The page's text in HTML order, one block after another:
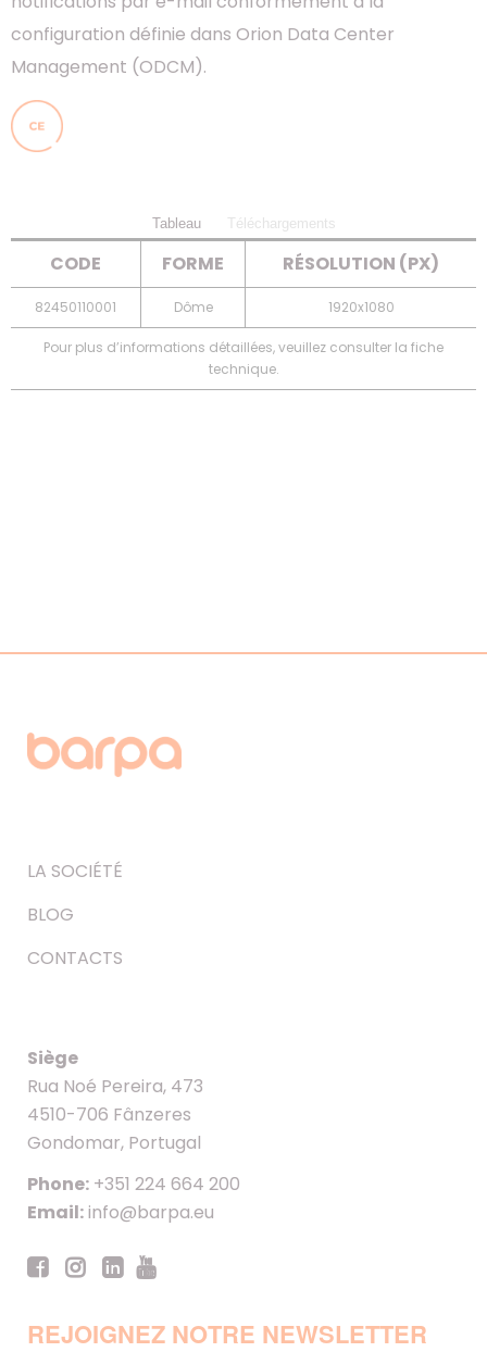
configuration définie dans Orion Data Center
Management (ODCM).
Tableau Téléchargements
CODE FORME RÉSOLUTION (PX)
82450110001 Dôme 1920x1080
Pour plus d’informations détaillées, veuillez consulter la fiche
technique.
LA SOCIÉTÉ
BLOG
CONTACTS
Siège
Rua Noé Pereira, 473
4510-706 Fânzeres
Gondomar, Portugal
Phone: +351 224 664 200
Email:info@barpa.eu
REJOIGNEZ NOTRE NEWSLETTER